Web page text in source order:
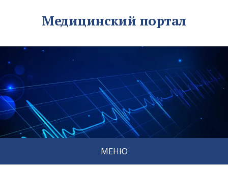
Медицинский портал
МЕНЮ